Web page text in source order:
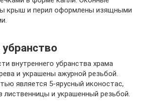
крыш и перил оформлены изящными
убранство
внутреннего убранства храма
и украшены ажурной резьбой.
является 5-ярусный иконостас,
лиственницы и украшенный резьбой.